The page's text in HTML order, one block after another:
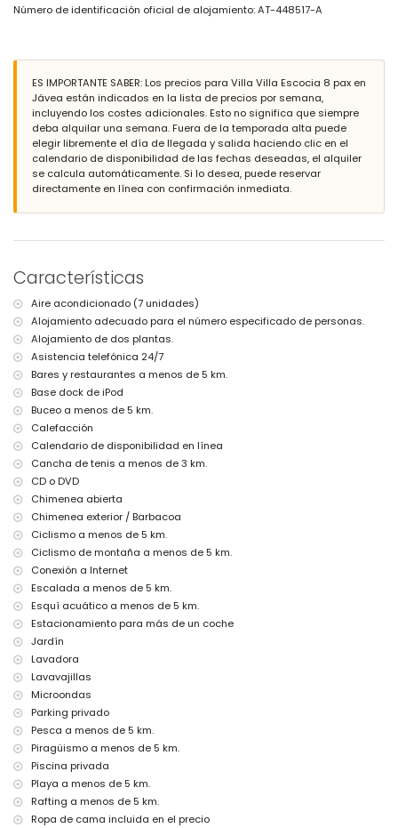
dormitorio con aire acondicionado, 2 camas individuales (de 200
bañera/ducha, bidé y WC
bañera/ducha y WC
baño con lavabo individual, ducha y WC
Exterior de la villa
parcela vallada
piscina privada de 10m x 5m y 2.5m de profundidad
maravilloso jardín con césped, árboles y muebles de jardín con
2 terrazas
zona de estar al aire libre
Más información
pueblo más cercano: Xàbia (a menos de 5 kilómetros de la villa)
río o costa más cercana: Mediterráneo, Xàbia (a menos de 5
kilómetros de la villa)
playa más cercana: El Arenal, Xàbia (a menos de 5 kilómetros de
puerto más cercano: Puerto Aduanas del Mar, Xàbia (a menos de
5 kilómetros de la villa)
aeropuerto más cercano: Alicante (a menos de 100 kilómetros de
la villa)
segundo aeropuerto más cercano: Valencia (> 100 kilómetros)
se admiten mascotas
Instalaciones y servicios incluidos en el precio de alquiler de la
villa
internet (fibra óptica)
aspiradora y plancha con tabla de planchar
ropa de cama y toallas
servicio de recepción y servicio de emergencia 24 horas
calefacción de aire y con aire acondicionado
Instalaciones y servicios con coste extra
servicio de aeropuerto
cama extra y camas/cunas para niños (bajo demanda)
Lugares de interés y cultura en Xàbia, Costa Blanca
museo (Histórico de Xàbia, Xàbia), iglesia (Virgen de Loreto,
Puerto, Xàbia), ruina (Molinos de Viento, Xàbia), monumento
(Pueblo de Xàbia, Xàbia), edificio arquitectónico (Pueblo de Xàbia,
Xàbia), lugar histórico (Pueblo de Xàbia y Xàbia) (a menos de 10
kilómetros del alojamiento)
palacio (Valencia) (a menos de 25 kilómetros del alojamiento)
Deportes
Número de identificación oficial de alojamiento: AT-448517-A
ES IMPORTANTE SABER: Los precios para Villa Villa Escocia 8 pax en
Jávea están indicados en la lista de precios por semana,
incluyendo los costes adicionales. Esto no significa que siempre
deba alquilar una semana. Fuera de la temporada alta puede
elegir libremente el día de llegada y salida haciendo clic en el
calendario de disponibilidad de las fechas deseadas, el alquiler
se calcula automáticamente. Si lo desea, puede reservar
directamente en línea con confirmación inmediata.
Características
Aire acondicionado (7 unidades)
Alojamiento adecuado para el número especificado de personas.
Alojamiento de dos plantas.
Asistencia telefónica 24/7
Bares y restaurantes a menos de 5 km.
Base dock de iPod
Buceo a menos de 5 km.
Calefacción
Calendario de disponibilidad en línea
Cancha de tenis a menos de 3 km.
CD o DVD
Chimenea abierta
Chimenea exterior / Barbacoa
Ciclismo a menos de 5 km.
Ciclismo de montaña a menos de 5 km.
Conexión a Internet
Escalada a menos de 5 km.
Esquí acuático a menos de 5 km.
Estacionamiento para más de un coche
Jardín
Lavadora
Lavavajillas
Microondas
Parking privado
Pesca a menos de 5 km.
Piragüismo a menos de 5 km.
Piscina privada
Playa a menos de 5 km.
Rafting a menos de 5 km.
Ropa de cama incluida en el precio